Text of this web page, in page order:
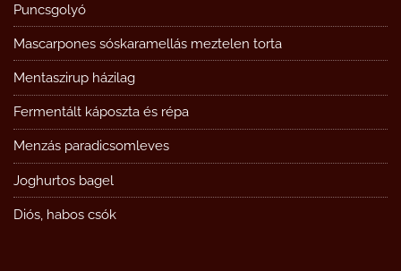
Puncsgolyó
Mascarpones sóskaramellás meztelen torta
Mentaszirup házilag
Fermentált káposzta és répa
Menzás paradicsomleves
Joghurtos bagel
Diós, habos csók